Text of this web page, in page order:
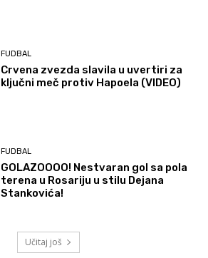
FUDBAL
Crvena zvezda slavila u uvertiri za
ključni meč protiv Hapoela (VIDEO)
FUDBAL
GOLAZOOOO! Nestvaran gol sa pola
terena u Rosariju u stilu Dejana
Stankovića!
Učitaj još